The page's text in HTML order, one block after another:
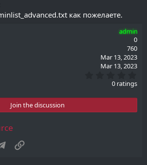
как пожелаете.
admin
0
760
Mar 13, 2023
Mar 13, 2023
.
0
t
0 ratings
Join the discussion
Telegram